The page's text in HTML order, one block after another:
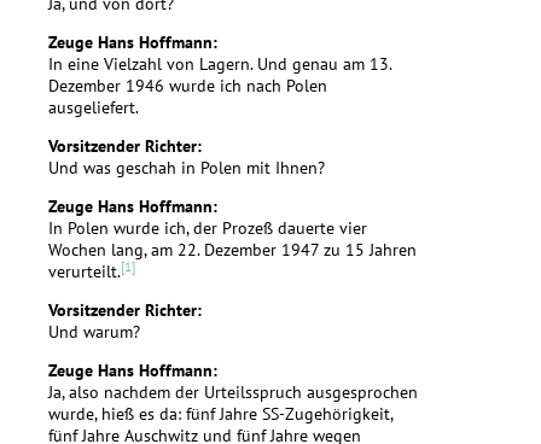
Zeuge Hans Hoffmann:
In eine Vielzahl von Lagern. Und genau am 13.
Dezember 1946 wurde ich nach Polen
ausgeliefert.
Vorsitzender Richter:
Und was geschah in Polen mit Ihnen?
Zeuge Hans Hoffmann:
In Polen wurde ich, der Prozeß dauerte vier
Wochen lang, am 22. Dezember 1947 zu 15 Jahren
verurteilt.[1]
Vorsitzender Richter:
Und warum?
Zeuge Hans Hoffmann:
Ja, also nachdem der Urteilsspruch ausgesprochen
wurde, hieß es da: fünf Jahre SS-Zugehörigkeit,
fünf Jahre Auschwitz und fünf Jahre wegen